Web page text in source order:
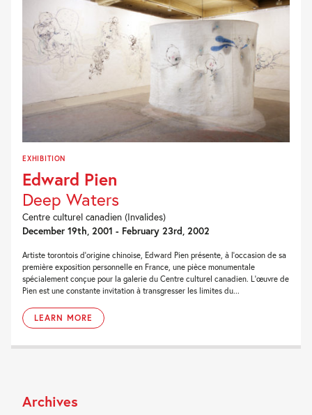
EXHIBITION
Edward Pien
Deep Waters
Centre culturel canadien (Invalides)
December 19th, 2001 - February 23rd, 2002
Artiste torontois d'origine chinoise, Edward Pien présente, à l'occasion de sa
première exposition personnelle en France, une pièce monumentale
spécialement conçue pour la galerie du Centre culturel canadien. L'œuvre de
Pien est une constante invitation à transgresser les limites du...
LEARN MORE
Archives